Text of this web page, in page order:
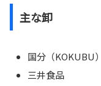
主な卸
国分（KOKUBU）
三井食品